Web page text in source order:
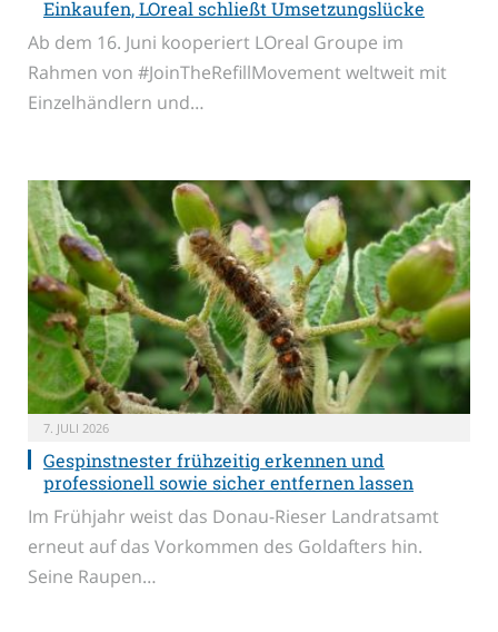
Einkaufen, LOreal schließt Umsetzungslücke
Ab dem 16. Juni kooperiert LOreal Groupe im
Rahmen von #JoinTheRefillMovement weltweit mit
Einzelhändlern und…
7. JULI 2026
Gespinstnester frühzeitig erkennen und
professionell sowie sicher entfernen lassen
Im Frühjahr weist das Donau-Rieser Landratsamt
erneut auf das Vorkommen des Goldafters hin.
Seine Raupen…